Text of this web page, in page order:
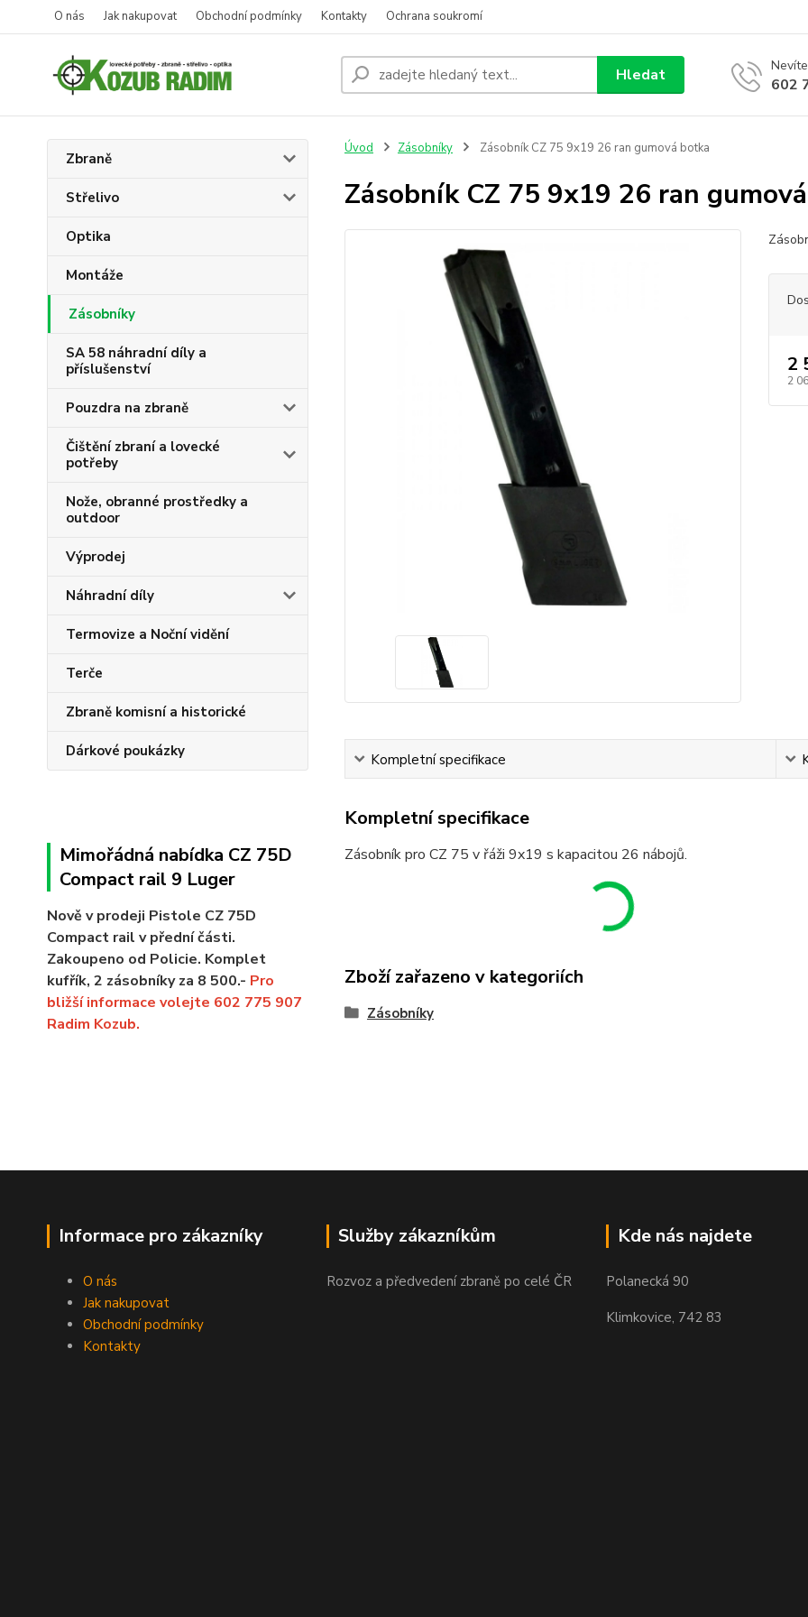
O nás Jak nakupovat Obchodní podmínky Kontakty Ochrana soukromí
Hledat
602
Zbraně
Střelivo
Optika
Montáže
Zásobníky
SA 58 náhradní díly a
příslušenství
Pouzdra na zbraně
Čištění zbraní a lovecké
potřeby
Nože, obranné prostředky a
outdoor
Výprodej
Náhradní díly
Termovize a Noční vidění
Terče
Zbraně komisní a historické
Dárkové poukázky
Mimořádná nabídka CZ 75D
Compact rail 9 Luger
Nově v prodeji Pistole CZ 75D
Compact rail v přední části.
Zakoupeno od Policie. Komplet
kufřík, 2 zásobníky za 8 500.- Pro
bližší informace volejte 602 775 907
Radim Kozub.
Úvod Zásobníky Zásobník CZ 75 9x19 26 ran gumová botka
Zásobník CZ 75 9x19 26 ran
2
2
Kompletní specifikace
Kompletní specifikace
Zásobník pro CZ 75 v řáži 9x19 s kapacitou 26 nábojů.
Zboží zařazeno v kategoriích
Zásobníky
Informace pro zákazníky
O nás
Jak nakupovat
Obchodní podmínky
Kontakty
Služby zákazníkům
Rozvoz a předvedení zbraně po celé ČR
Kde nás najdete
Polanecká 90
Klimkovice, 742 83